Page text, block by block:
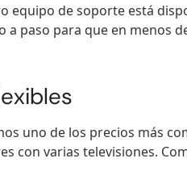
equipo de soporte está
a paso para que en menos
uno de los precios más
con varias televisiones.